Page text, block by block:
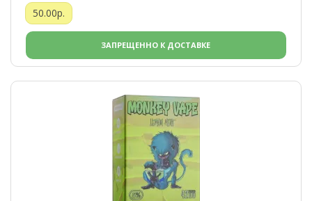
50.00р.
ЗАПРЕЩЕННО К ДОСТАВКЕ